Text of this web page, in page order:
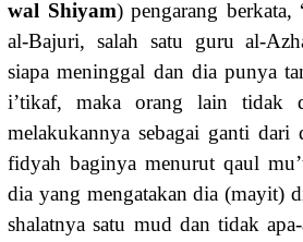
wal Shiyam) pengarang
al-Bajuri, salah satu guru al-
siapa meninggal dan dia punya
i’tikaf, maka orang lain tidak
melakukannya sebagai ganti dari
fidyah baginya menurut qaul
dia yang mengatakan dia (mayit)
shalatnya satu mud dan tidak